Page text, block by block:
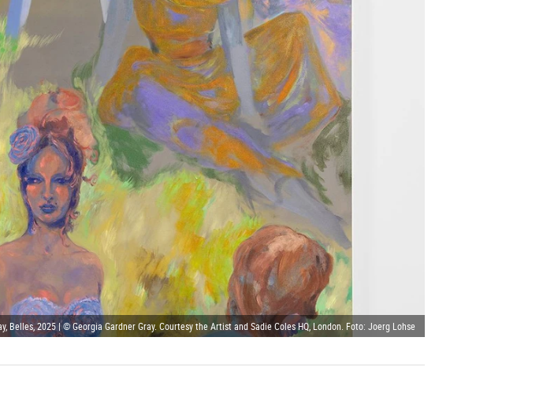
Belles, 2025 | © Georgia Gardner Gray. Courtesy the Artist and Sadie Coles HQ, London. Foto: Joerg Lohse